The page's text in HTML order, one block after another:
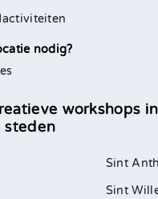
nodig?
workshops in
steden
Sint
Sint